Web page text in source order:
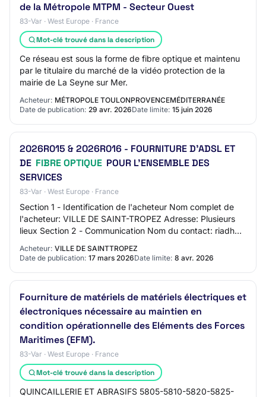
de la Métropole MTPM - Secteur Ouest
83-Var · West Europe · France
Mot-clé trouvé dans la description
Ce réseau est sous la forme de fibre optique et maintenu
par le titulaire du marché de la vidéo protection de la
mairie de La Seyne sur Mer.
Acheteur: MÉTROPOLE TOULONPROVENCEMÉDITERRANÉE
Date de publication: 29 avr. 2026Date limite: 15 juin 2026
2026R015 & 2026R016 - FOURNITURE D'ADSL ET
DE FIBRE OPTIQUE POUR L'ENSEMBLE DES
SERVICES
83-Var · West Europe · France
Section 1 - Identification de l'acheteur Nom complet de
l'acheteur: VILLE DE SAINT-TROPEZ Adresse: Plusieurs
lieux Section 2 - Communication Nom du contact: riadh
Acheteur: VILLE DE SAINTTROPEZ
Date de publication: 17 mars 2026Date limite: 8 avr. 2026
Fourniture de matériels de matériels électriques et
électroniques nécessaire au maintien en
condition opérationnelle des Eléments des Forces
Maritimes (EFM).
83-Var · West Europe · France
Mot-clé trouvé dans la description
QUINCAILLERIE ET ABRASIFS 5805-5810-5820-5825-